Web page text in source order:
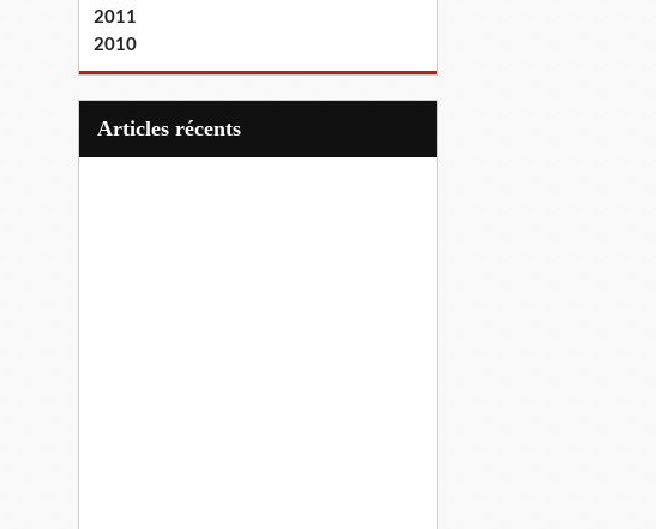
2011
2010
articles récents